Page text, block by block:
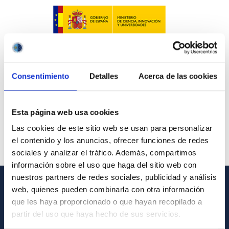
Consentimiento Detalles Acerca de las cookies
Esta página web usa cookies
Las cookies de este sitio web se usan para personalizar
el contenido y los anuncios, ofrecer funciones de redes
sociales y analizar el tráfico. Además, compartimos
información sobre el uso que haga del sitio web con
nuestros partners de redes sociales, publicidad y análisis
web, quienes pueden combinarla con otra información
que les haya proporcionado o que hayan recopilado a
partir del uso que haya hecho de sus servicios.
GENERAL INFORMATION
Contact